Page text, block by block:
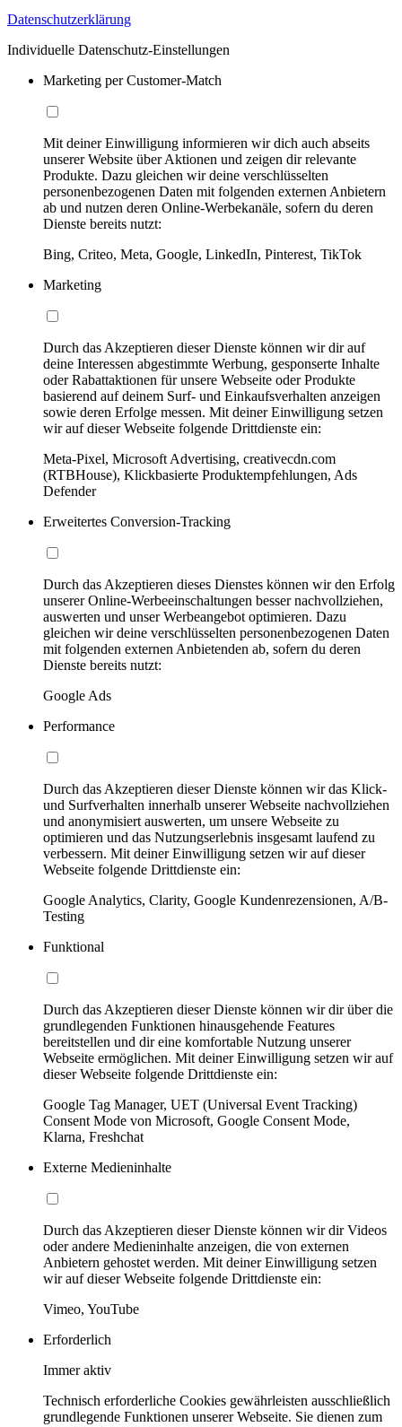
Datenschutzerklärung
Individuelle Datenschutz-Einstellungen
Marketing per Customer-Match
Mit deiner Einwilligung informieren wir dich auch abseits
unserer Website über Aktionen und zeigen dir relevante
Produkte. Dazu gleichen wir deine verschlüsselten
personenbezogenen Daten mit folgenden externen Anbietern
ab und nutzen deren Online-Werbekanäle, sofern du deren
Dienste bereits nutzt:
Bing, Criteo, Meta, Google, LinkedIn, Pinterest, TikTok
Marketing
Durch das Akzeptieren dieser Dienste können wir dir auf
deine Interessen abgestimmte Werbung, gesponserte Inhalte
oder Rabattaktionen für unsere Webseite oder Produkte
basierend auf deinem Surf- und Einkaufsverhalten anzeigen
sowie deren Erfolge messen. Mit deiner Einwilligung setzen
wir auf dieser Webseite folgende Drittdienste ein:
Meta-Pixel, Microsoft Advertising, creativecdn.com
(RTBHouse), Klickbasierte Produktempfehlungen, Ads
Defender
Erweitertes Conversion-Tracking
Durch das Akzeptieren dieses Dienstes können wir den Erfolg
unserer Online-Werbeeinschaltungen besser nachvollziehen,
auswerten und unser Werbeangebot optimieren. Dazu
gleichen wir deine verschlüsselten personenbezogenen Daten
mit folgenden externen Anbietenden ab, sofern du deren
Dienste bereits nutzt:
Google Ads
Performance
Durch das Akzeptieren dieser Dienste können wir das Klick-
und Surfverhalten innerhalb unserer Webseite nachvollziehen
und anonymisiert auswerten, um unsere Webseite zu
optimieren und das Nutzungserlebnis insgesamt laufend zu
verbessern. Mit deiner Einwilligung setzen wir auf dieser
Webseite folgende Drittdienste ein:
Google Analytics, Clarity, Google Kundenrezensionen, A/B-
Testing
Funktional
Durch das Akzeptieren dieser Dienste können wir dir über die
grundlegenden Funktionen hinausgehende Features
bereitstellen und dir eine komfortable Nutzung unserer
Webseite ermöglichen. Mit deiner Einwilligung setzen wir auf
dieser Webseite folgende Drittdienste ein:
Google Tag Manager, UET (Universal Event Tracking)
Consent Mode von Microsoft, Google Consent Mode,
Klarna, Freshchat
Externe Medieninhalte
Durch das Akzeptieren dieser Dienste können wir dir Videos
oder andere Medieninhalte anzeigen, die von externen
Anbietern gehostet werden. Mit deiner Einwilligung setzen
wir auf dieser Webseite folgende Drittdienste ein:
Vimeo, YouTube
Erforderlich
Immer aktiv
Technisch erforderliche Cookies gewährleisten ausschließlich
grundlegende Funktionen unserer Webseite. Sie dienen zum